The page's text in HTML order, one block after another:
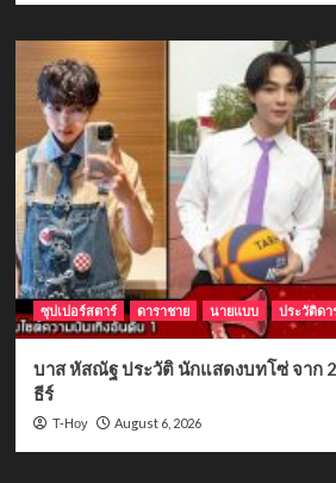
ซุปเปอร์สตาร์ ดาราชาย นายแบบ ประวัติดา
บาส หัสณัฐ ประวัติ นักแสดงบทโซ่ จาก
ธีร์
T-Hoy August 6, 2026